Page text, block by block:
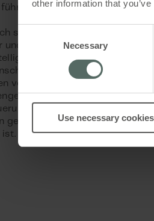
other information that
Selection
Necessary
Use necessary
sind solche und ähnliche
und möglich. Allerdings lassen
Automatisierung viele
Bedingungen vermeiden.
von WindowMaster setzen wir
Parameter, Sensorik
um zu gewährleisten,
geöffnet werden, wenn dies
ist.